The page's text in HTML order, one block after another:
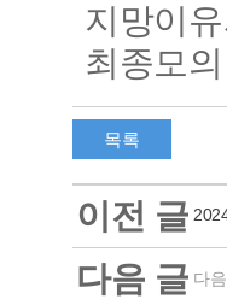
지망이
최종모
이전 글
다음 글 다